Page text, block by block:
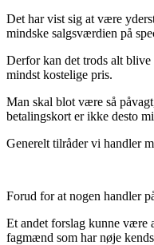
Det har vist sig at være
mindske salgsværdien på
Derfor kan det trods alt blive
mindst kostelige pris.
Man skal blot være så
betalingskort er ikke desto
Generelt tilråder vi handler
Forud for at nogen handler
Et andet forslag kunne være
fagmænd som har nøje